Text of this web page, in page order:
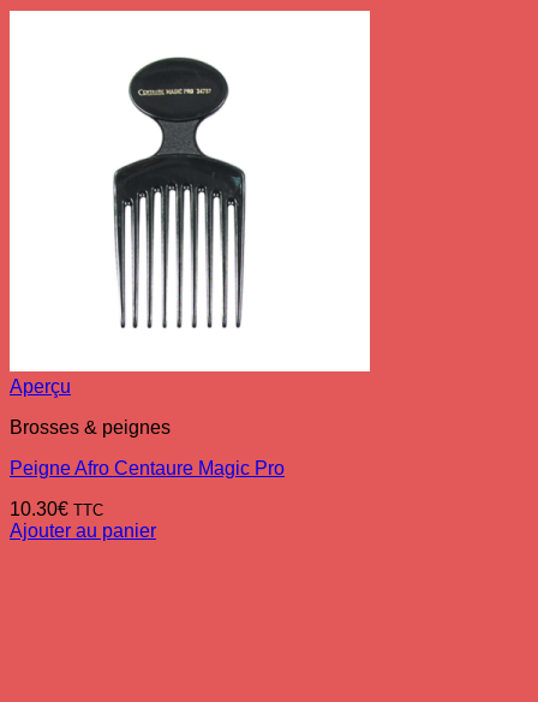
Aperçu
Brosses & peignes
Peigne Afro Centaure Magic Pro
10.30€ TTC
Ajouter au panier